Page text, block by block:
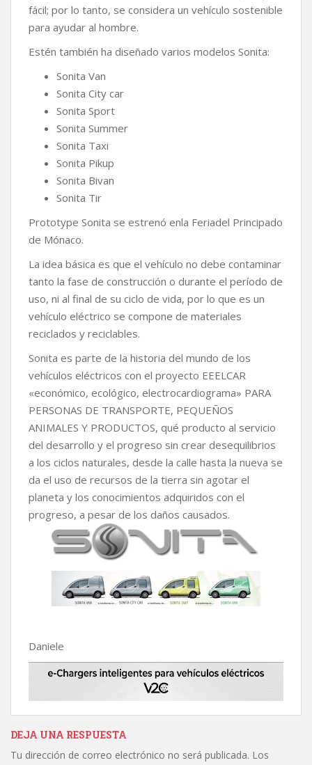
fácil; por lo tanto, se considera un vehículo sostenible
para ayudar al hombre.
Estén también ha diseñado varios modelos Sonita:
Sonita Van
Sonita City car
Sonita Sport
Sonita Summer
Sonita Taxi
Sonita Pikup
Sonita Bivan
Sonita Tir
Prototype Sonita se estrenó enla Feriadel Principado
de Mónaco.
La idea básica es que el vehículo no debe contaminar
tanto la fase de construcción o durante el período de
uso, ni al final de su ciclo de vida, por lo que es un
vehículo eléctrico se compone de materiales
reciclados y reciclables.
Sonita es parte de la historia del mundo de los
vehículos eléctricos con el proyecto EEELCAR
«económico, ecológico, electrocardiograma» PARA
PERSONAS DE TRANSPORTE, PEQUEÑOS
ANIMALES Y PRODUCTOS, qué producto al servicio
del desarrollo y el progreso sin crear desequilibrios
a los ciclos naturales, desde la calle hasta la nueva se
da el uso de recursos de la tierra sin agotar el
planeta y los conocimientos adquiridos con el
progreso, a pesar de los daños causados.
Daniele
DEJA UNA RESPUESTA
Tu dirección de correo electrónico no será publicada. Los